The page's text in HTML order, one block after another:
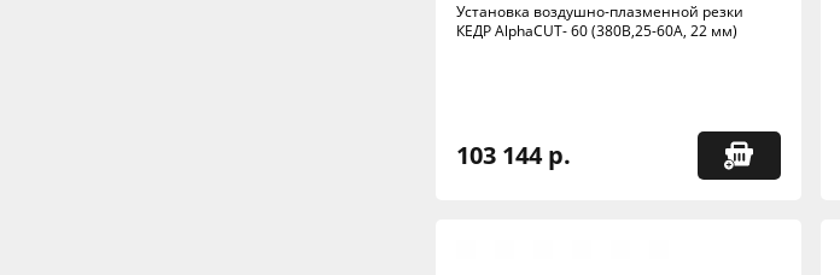
Установка воздушно-плазменной резки
КЕДР AlphaCUT- 60 (380В,25-60А, 22 мм)
103 144 р.